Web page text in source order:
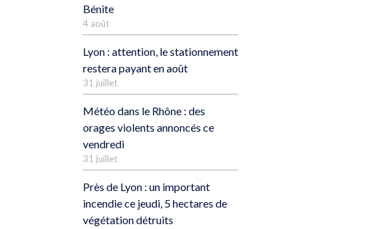
Bénite
4 août
Lyon : attention, le stationnement
restera payant en août
31 juillet
Météo dans le Rhône : des
orages violents annoncés ce
vendredi
31 juillet
Près de Lyon : un important
incendie ce jeudi, 5 hectares de
végétation détruits